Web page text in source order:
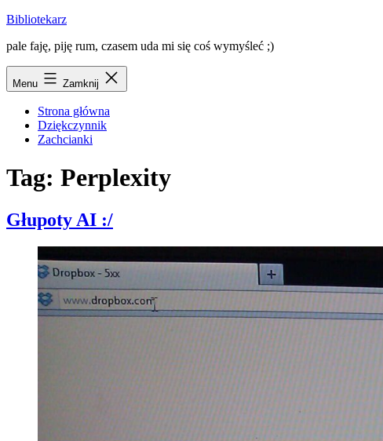
Przejdź
treści
Bibliotekarz
pale faję, piję rum, czasem uda mi się coś wymyśleć ;)
Menu Zamknij
Strona główna
Dziękczynnik
Zachcianki
Tag: Perplexity
Głupoty AI :/